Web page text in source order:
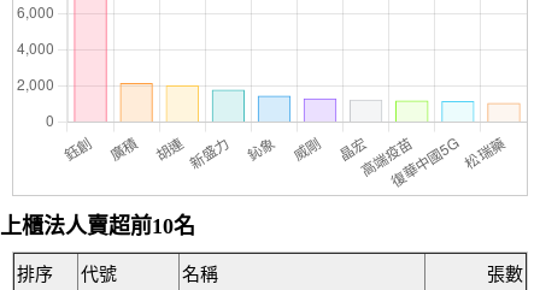
上櫃法人賣超前10名
排序 代號 名稱
張數